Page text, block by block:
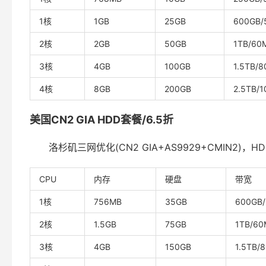
1核 1GB 25GB
2核 2GB 50GB 1TB/
3核 4GB 100GB 1.5TB/
4核 8GB 200GB 2.5TB/
美国CN2 GIA HDD套餐/6.5折
洛杉矶三网优化(CN2 GIA+AS9929+CMIN2)，
CPU 内存 硬盘 带宽
1核 756MB 35GB
2核 1.5GB 75GB 1TB/
3核 4GB 150GB 1.5TB/